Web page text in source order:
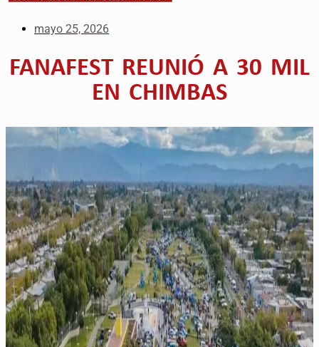
mayo 25, 2026
FANAFEST REUNIÓ A 30 MIL
EN CHIMBAS